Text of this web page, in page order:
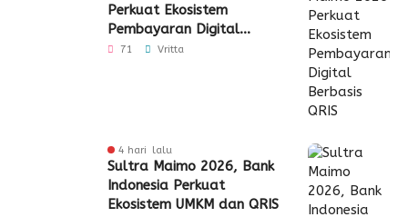
Perkuat Ekosistem
Pembayaran Digital
Berbasis QRIS
71 Vritta
4 hari lalu
Sultra Maimo 2026, Bank
Indonesia Perkuat
Ekosistem UMKM dan QRIS